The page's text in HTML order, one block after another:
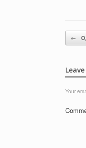
Post
←
Your